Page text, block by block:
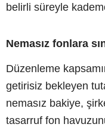
belirli süreyle
Nemasız fonlara
Düzenleme
getirisiz bekleyen
nemasız bakiye,
tasarruf fon